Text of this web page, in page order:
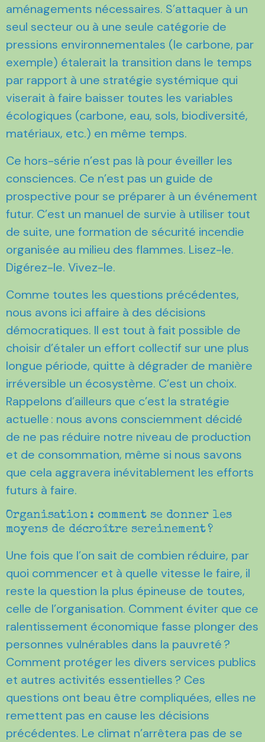
aménagements nécessaires. S’attaquer à un
seul secteur ou à une seule catégorie de
pressions environnementales (le carbone, par
exemple) étalerait la transition dans le temps
par rapport à une stratégie systémique qui
viserait à faire baisser toutes les variables
écologiques (carbone, eau, sols, biodiversité,
matériaux, etc.) en même temps.
Ce hors-série n’est pas là pour éveiller les
consciences. Ce n’est pas un guide de
prospective pour se préparer à un événement
futur. C’est un manuel de survie à utiliser tout
de suite, une formation de sécurité incendie
organisée au milieu des flammes. Lisez-le.
Digérez-le. Vivez-le.
Comme toutes les questions précédentes,
nous avons ici affaire à des décisions
démocratiques. Il est tout à fait possible de
choisir d’étaler un effort collectif sur une plus
longue période, quitte à dégrader de manière
irréversible un écosystème. C’est un choix.
Rappelons d’ailleurs que c’est la stratégie
actuelle : nous avons consciemment décidé
de ne pas réduire notre niveau de production
et de consommation, même si nous savons
que cela aggravera inévitablement les efforts
futurs à faire.
Organisation : comment se donner les
moyens de décroître sereinement ?
Une fois que l’on sait de combien réduire, par
quoi commencer et à quelle vitesse le faire, il
reste la question la plus épineuse de toutes,
celle de l’organisation. Comment éviter que ce
ralentissement économique fasse plonger des
personnes vulnérables dans la pauvreté ?
Comment protéger les divers services publics
et autres activités essentielles ? Ces
questions ont beau être compliquées, elles ne
remettent pas en cause les décisions
précédentes. Le climat n’arrêtera pas de se